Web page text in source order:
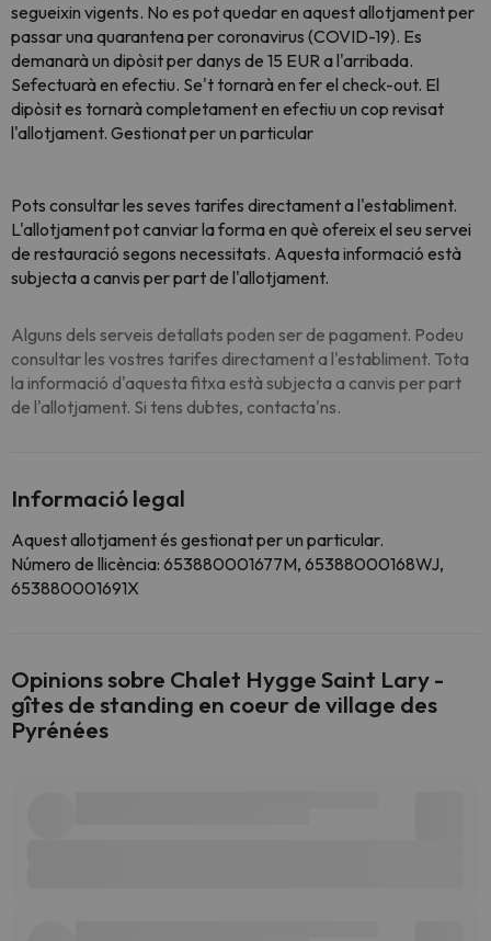
segueixin vigents. No es pot quedar en aquest allotjament per
passar una quarantena per coronavirus (COVID-19). Es
demanarà un dipòsit per danys de 15 EUR a l'arribada.
Sefectuarà en efectiu. Se't tornarà en fer el check-out. El
dipòsit es tornarà completament en efectiu un cop revisat
l'allotjament. Gestionat per un particular
Pots consultar les seves tarifes directament a l'establiment.
L'allotjament pot canviar la forma en què ofereix el seu servei
de restauració segons necessitats. Aquesta informació està
subjecta a canvis per part de l'allotjament.
Alguns dels serveis detallats poden ser de pagament. Podeu
consultar les vostres tarifes directament a l'establiment. Tota
la informació d'aquesta fitxa està subjecta a canvis per part
de l'allotjament. Si tens dubtes, contacta'ns.
Informació legal
Aquest allotjament és gestionat per un particular.
Número de llicència: 653880001677M, 65388000168WJ,
653880001691X
Opinions sobre Chalet Hygge Saint Lary -
gîtes de standing en coeur de village des
Pyrénées